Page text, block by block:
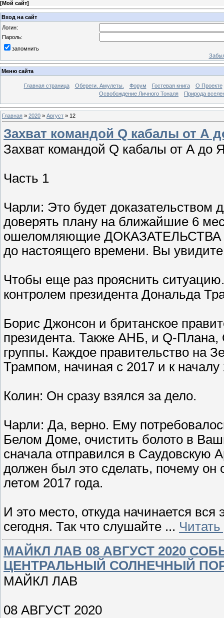
[Мой сайт]
Вход на сайт
Логин:
Пароль:
запомнить
Меню сайта
Главная страница Обереги. Амулеты. Форум Гостевая книга
О Проекте
Освобождение Личного Тоналя
Природа
Главная » 2020 » Август » 12
Захват командой Q кабалы от А
Захват командой Q кабалы от А до
Часть 1
Чарли: Это будет доказательством
доверять плану на ближайшие 6
ошеломляющие ДОКАЗАТЕЛЬСТВА
до настоящего времени. Вы
Чтобы еще раз прояснить
контролем президента Дональда
Борис Джонсон и британское
президента. Также АНБ, и Q-Плана,
группы. Каждое правительство на
Трампом, начиная с 2017 и к началу
Колин: Он сразу взялся за дело.
Чарли: Да, верно. Ему
Белом Доме, очистить болото в
сначала отправился в Саудовскую
должен был это сделать, почему
летом 2017 года.
И это место, откуда начинается вся
сегодня. Так что слушайте ...
МАЙКЛ ЛАВ 08 АВГУСТ 2020
ЦЕНТРАЛЬНЫЙ СОЛНЕЧНЫЙ
МАЙКЛ ЛАВ
08 АВГУСТ 2020